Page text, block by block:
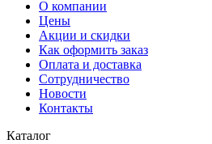
О компании
Цены
Акции и скидки
Как оформить заказ
Оплата и доставка
Сотрудничество
Новости
Контакты
Каталог